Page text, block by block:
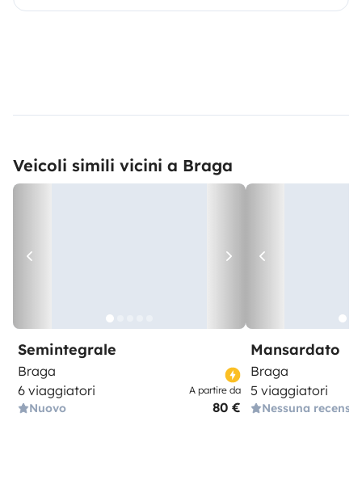
Veicoli simili vicini a Braga
Semintegrale
Braga
6 viaggiatori
Nuovo
A partire da
80 €
Mansardato
Braga
5 viaggiatori
Nessuna